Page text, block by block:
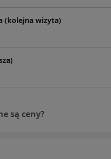
(kolejna wizyta)
są ceny?